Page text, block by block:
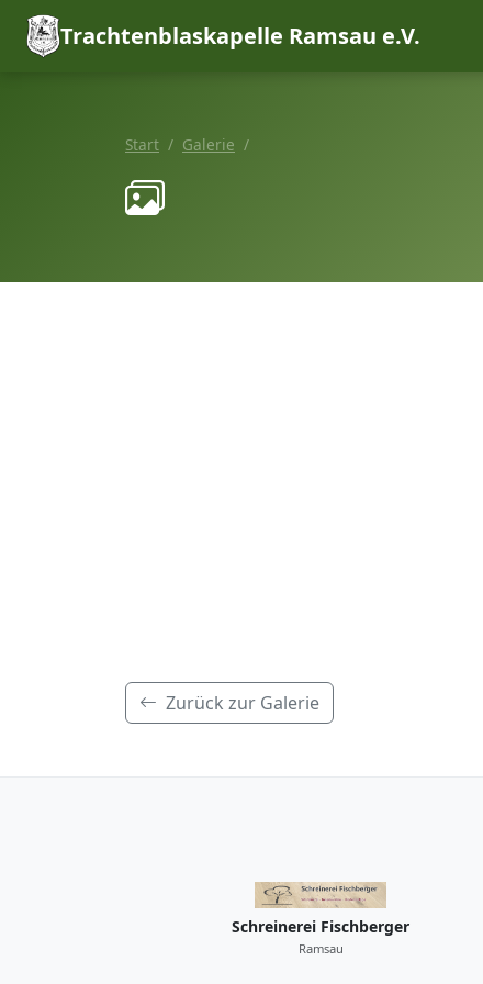
Trachtenblaskapelle Ramsau e.V.
Start Galerie
Zurück zur Galerie
Schreinerei Fischberger
Ramsau